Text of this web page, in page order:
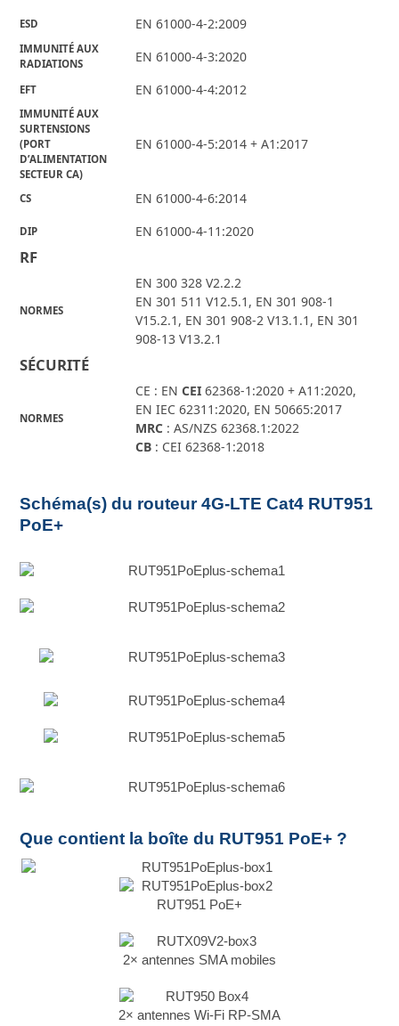
ESD EN 61000-4-2:2009
IMMUNITÉ AUX
RADIATIONS
EN 61000-4-3:2020
EFT EN 61000-4-4:2012
IMMUNITÉ AUX
SURTENSIONS
(PORT
D’ALIMENTATION
SECTEUR CA)
EN 61000-4-5:2014 + A1:2017
CS EN 61000-4-6:2014
DIP EN 61000-4-11:2020
RF
NORMES
EN 300 328 V2.2.2
EN 301 511 V12.5.1, EN 301 908-1
V15.2.1, EN 301 908-2 V13.1.1, EN 301
908-13 V13.2.1
SÉCURITÉ
NORMES
CE : ENCEI 62368-1:2020 + A11:2020,
EN IEC 62311:2020, EN 50665:2017
MRC : AS/NZS 62368.1:2022
CB : CEI 62368-1:2018
Schéma(s) du routeur 4G-LTE Cat4 RUT951
PoE+
Que contient la boîte du RUT951 PoE+ ?
RUT951 PoE+
2× antennes SMA mobiles
2× antennes Wi-Fi RP-SMA